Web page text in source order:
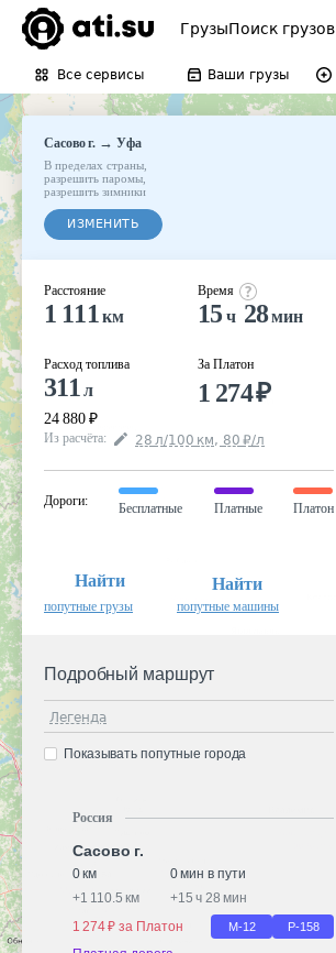
ГрузыПоиск грузов
Все сервисы Ваши грузы
Сасово г. → Уфа
В пределах страны
разрешить паромы
разрешить зимники
ИЗМЕНИТЬ
Расстояние
1 111 км
Расход топлива
311 л
24 880 ₽
Время
15 ч 28мин
За Платон
1 274₽
Из расчёта: 28 л/100 км, 80 ₽/л
Дороги:
Бесплатные Платные Платон
Найти
попутные грузы
Найти
попутные машины
Подробный маршрут
Легенда
Показывать попутные города
Россия
Сасово г.
0 км
0 мин в пути
+1 110.5 км +15 ч 28 мин
1 274 ₽ за Платон
М-12 Р-158